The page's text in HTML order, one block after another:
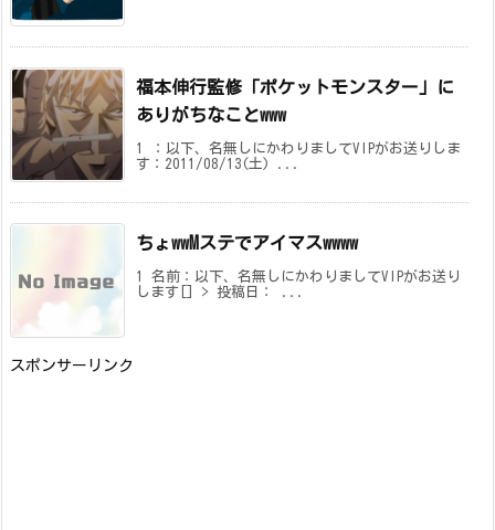
福本伸行監修「ポケットモンスター」に
ありがちなことwww
1 ：以下、名無しにかわりましてVIPがお送りしま
す：2011/08/13(土) ...
ちょwwMステでアイマスwwww
1 名前：以下、名無しにかわりましてVIPがお送り
します[] > 投稿日： ...
スポンサーリンク